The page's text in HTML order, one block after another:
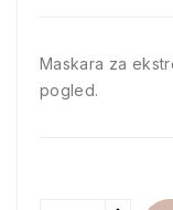
Maskara za
pogled.